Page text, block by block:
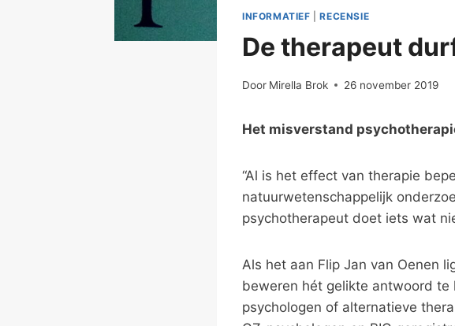
INFORMATIEF |RECENSIE
De therapeut
Door Mirella Brok 26 november 2019
Het misverstand
“Al is het effect van therapie
natuurwetenschappelijk
psychotherapeut doet iets wat
Als het aan Flip Jan van Oenen
beweren hét gelikte antwoord te
psychologen of alternatieve